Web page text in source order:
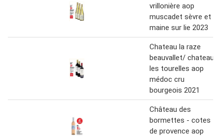
vrillonière aop
muscadet sèvre et
maine sur lie 2023
Chateau la raze
beauvallet/ chateau
les tourelles aop
médoc cru
bourgeois 2021
Château des
bormettes - cotes
de provence aop